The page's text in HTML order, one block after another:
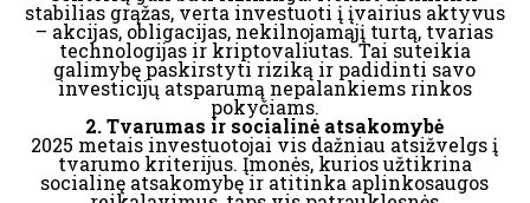
stabilias grąžas, verta investuoti į įvairius aktyvus
– akcijas, obligacijas, nekilnojamąjį turtą, tvarias
technologijas ir kriptovaliutas. Tai suteikia
galimybę paskirstyti riziką ir padidinti savo
investicijų atsparumą nepalankiems rinkos
pokyčiams.
2. Tvarumas ir socialinė atsakomybė
2025 metais investuotojai vis dažniau atsižvelgs į
tvarumo kriterijus. Įmonės, kurios užtikrina
socialinę atsakomybę ir atitinka aplinkosaugos